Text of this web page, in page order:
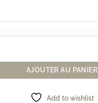
AJOUTER AU PANIER
Add to wishlist